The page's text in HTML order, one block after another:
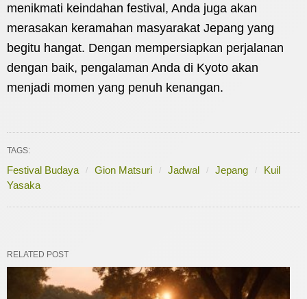
menikmati keindahan festival, Anda juga akan
merasakan keramahan masyarakat Jepang yang
begitu hangat. Dengan mempersiapkan perjalanan
dengan baik, pengalaman Anda di Kyoto akan
menjadi momen yang penuh kenangan.
TAGS:
Festival Budaya Gion Matsuri Jadwal Jepang
Kuil
Yasaka
RELATED POST